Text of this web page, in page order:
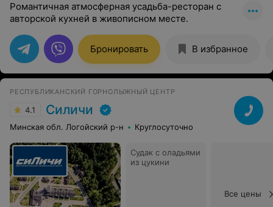
Романтичная атмосферная усадьба-ресторан с
авторской кухней в живописном месте.
Бронировать В избранное
РЕСПУБЛИКАНСКИЙ ГОРНОЛЫЖНЫЙ ЦЕНТР
4.1 Силичи
Минская обл. Логойский р-н Круглосуточно
Судак с оладьями
из цукини
Все цены